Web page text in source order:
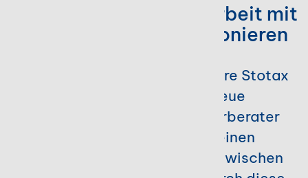
Digitale Zusammenarbeit mit
Mandanten perfektionieren
Unsere Mandanten-Software Stotax
Select ergänzt Ihre neue
Kanzleisoftware für Steuerberater
optimal und sorgt für einen
reibungslosen Austausch zwischen